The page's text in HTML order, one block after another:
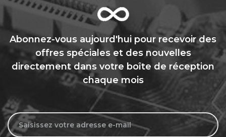
Abonnez-vous aujourd'hui pour recevoir des
offres spéciales et des nouvelles
directement dans votre boîte de réception
chaque mois